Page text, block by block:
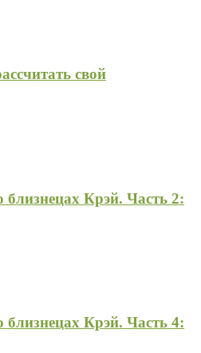
свой
близнецах Крэй. Часть 2:
близнецах Крэй. Часть 4: